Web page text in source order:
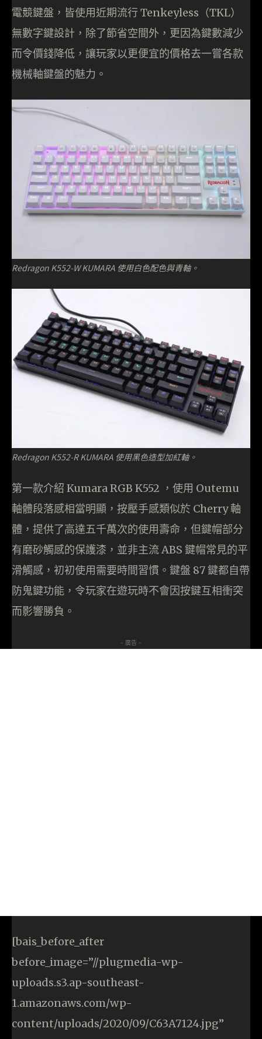
電競鍵盤，皆使用近期流行 Tenkeyless（TKL）
無數字鍵設計，除了節省空間外，更因為鍵數減少
而令價錢降低，讓玩家以更便宜的價格去一嘗各款
機械軸鍵盤的魅力。
Redragon K552-W KUMARA 使用白色配色與青軸。
Redragon K552-R KUMARA 使用黑色造型加紅軸。
第一款介紹 Kumara RGB K552 ，使用 Outemu
軸體段落感相當明顯，按壓手感類似於 Cherry 軸
體，提供了高達五千萬次的使用壽命，但鍵帽部分
有磨砂觸感的保護漆，並非主流 ABS 鍵帽常見的平
滑觸感，初初使用需要時間習慣。鍵盤 87 鍵都自帶
防鬼鍵功能，令玩家在遊玩時不會因按鍵互相衝突
而影響勝負。
- 廣告 -
[bais_before_after
before_image=”//plugmedia-wp-
uploads.s3.ap-southeast-
1.amazonaws.com/wp-
content/uploads/2020/09/C63A7124.jpg”